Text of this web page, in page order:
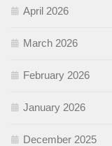
April 2026
March 2026
February 2026
January 2026
December 2025